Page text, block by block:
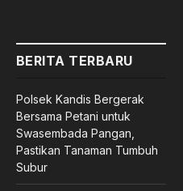
BERITA TERBARU
Polsek Kandis Bergerak
Bersama Petani untuk
Swasembada Pangan,
Pastikan Tanaman Tumbuh
Subur